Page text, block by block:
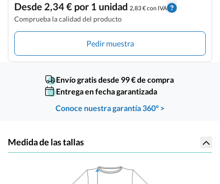
Desde 2,34 € por 1 unidad 2,83 € con IVA
Comprueba la calidad del producto
Pedir muestra
Envío gratis desde 99 € de compra
Entrega en fecha garantizada
Conoce nuestra garantía 360° >
Medida de las tallas